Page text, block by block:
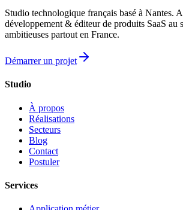
Studio technologique français basé à Nantes.
développement & éditeur de produits SaaS au
ambitieuses partout en France.
Démarrer un projet
Studio
À propos
Réalisations
Secteurs
Blog
Contact
Postuler
Services